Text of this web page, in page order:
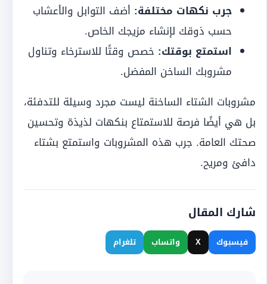
جرب نكهات مختلفة: أضف التوابل والأعشاب
حسب ذوقك لإنشاء مزيجك الخاص.
استمتع بوقتك: خصص وقتًا للاسترخاء وتناول
مشروبك الساخن المفضل.
مشروبات الشتاء الساخنة ليست مجرد وسيلة للتدفئة،
بل هي أيضًا فرصة للاستمتاع بنكهات لذيذة وتحسين
صحتك العامة. جرب هذه المشروبات واستمتع بشتاء
دافئ ومريح.
شارك المقال
فيسبوك X واتساب تلغرام